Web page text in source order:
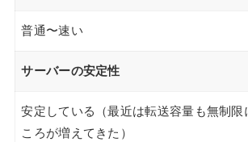
普通〜速い
サーバーの安定性
安定している（最近は転送容量も無制限
ころが増えてきた）